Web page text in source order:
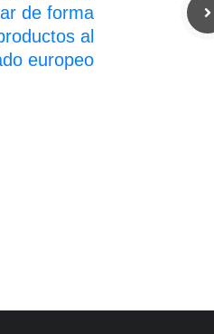
de forma
al
europeo